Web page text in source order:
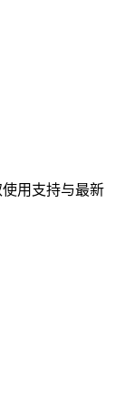
使用支持与最新